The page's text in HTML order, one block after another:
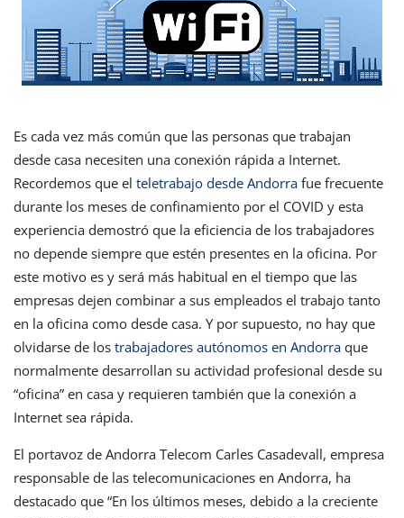
Es cada vez más común que las personas que trabajan
desde casa necesiten una conexión rápida a Internet.
Recordemos que el teletrabajo desde Andorra fue frecuente
durante los meses de confinamiento por el COVID y esta
experiencia demostró que la eficiencia de los trabajadores
no depende siempre que estén presentes en la oficina. Por
este motivo es y será más habitual en el tiempo que las
empresas dejen combinar a sus empleados el trabajo tanto
en la oficina como desde casa. Y por supuesto, no hay que
olvidarse de los trabajadores autónomos en Andorra que
normalmente desarrollan su actividad profesional desde su
“oficina” en casa y requieren también que la conexión a
Internet sea rápida.
El portavoz de Andorra Telecom Carles Casadevall, empresa
responsable de las telecomunicaciones en Andorra, ha
destacado que “En los últimos meses, debido a la creciente